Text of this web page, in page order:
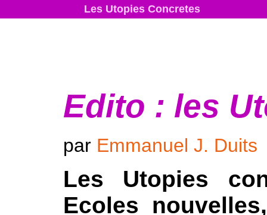
Les Utopies Concretes
Edito : les
par Emmanuel J. Duits
Les Utopies
Ecoles